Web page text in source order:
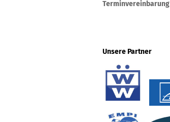
Terminvereinbarung
Unsere Partner